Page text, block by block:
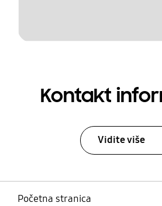
Kontakt
Vidite više
Početna stranica